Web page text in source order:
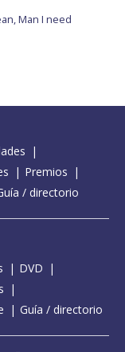
Man I need
Premios
/ directorio
DVD
Guía / directorio